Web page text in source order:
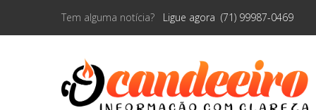
Tem alguma notícia? Ligue agora (71) 99987-0469